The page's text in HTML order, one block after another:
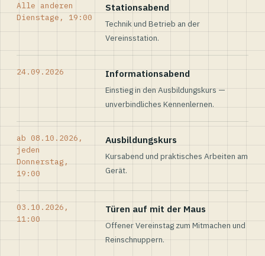
Alle anderen
Dienstage, 19:00
Stationsabend
Technik und Betrieb an der
Vereinsstation.
24.09.2026 Informationsabend
Einstieg in den Ausbildungskurs —
unverbindliches Kennenlernen.
ab 08.10.2026,
jeden
Donnerstag,
19:00
Ausbildungskurs
Kursabend und praktisches Arbeiten am
Gerät.
03.10.2026,
11:00
Türen auf mit der Maus
Offener Vereinstag zum Mitmachen und
Reinschnuppern.